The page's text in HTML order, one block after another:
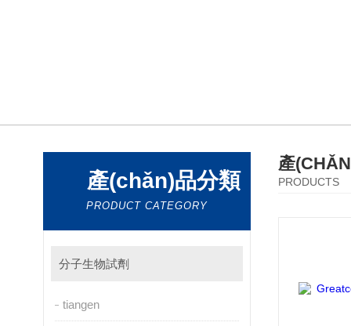
產(chǎn)品分類
PRODUCT CATEGORY
分子生物試劑
tiangen
產
PRODUCTS